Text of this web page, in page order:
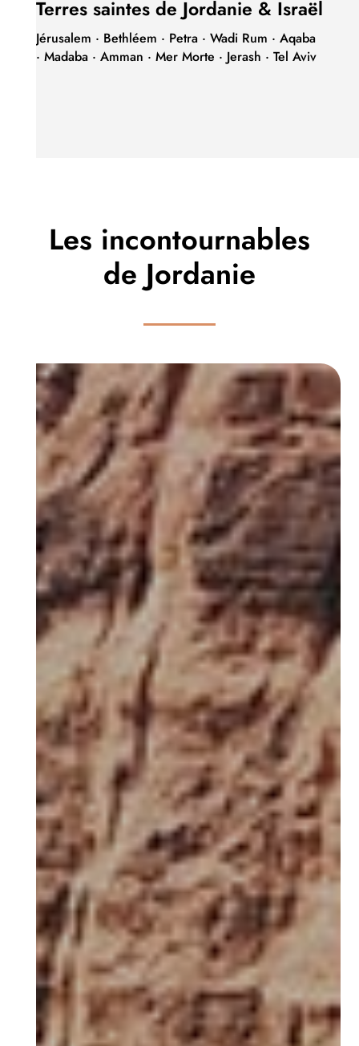
Terres saintes de Jordanie & Israël
Jérusalem · Bethléem · Petra · Wadi Rum · Aqaba
· Madaba · Amman · Mer Morte · Jerash · Tel Aviv
Les incontournables
de Jordanie